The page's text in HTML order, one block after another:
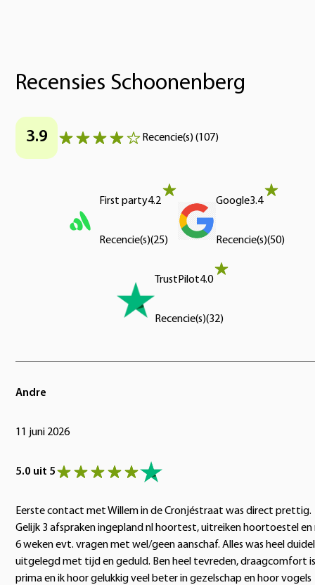
Recensies Schoonenberg
3.9 Recencie(s)(107)
First party4.2
Recencie(s)(25)
Google3.4
Recencie(s)(50)
TrustPilot4.0
Recencie(s)(32)
Andre
11 juni 2026
5.0 uit 5
Eerste contact met Willem in de Cronjéstraat was direct prettig.
Gelijk 3 afspraken ingepland nl hoortest, uitreiken hoortoestel en
6 weken evt. vragen met wel/geen aanschaf. Alles was heel
uitgelegd met tijd en geduld. Ben heel tevreden, draagcomfort is
prima en ik hoor gelukkig veel beter in gezelschap en hoor vogels